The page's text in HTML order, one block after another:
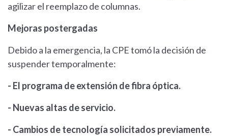
agilizar el reemplazo de columnas.
Mejoras postergadas
Debido a la emergencia, la CPE tomó la decisión de
suspender temporalmente:
- El programa de extensión de fibra óptica.
- Nuevas altas de servicio.
- Cambios de tecnología solicitados previamente.